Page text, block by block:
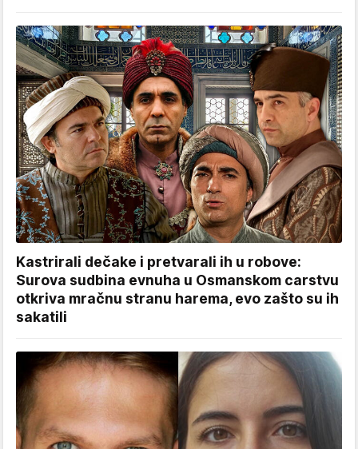
Kastrirali dečake i pretvarali ih u robove:
Surova sudbina evnuha u Osmanskom carstvu
otkriva mračnu stranu harema, evo zašto su ih
sakatili